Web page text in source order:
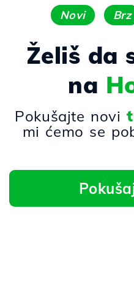
Novi Brz
Želiš da
na
Pokušajte novi
mi ćemo se